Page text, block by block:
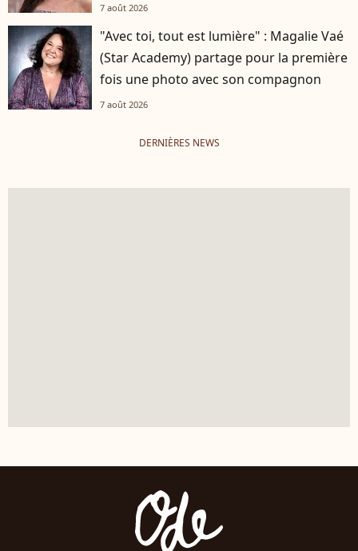
7 août 2026
"Avec toi, tout est lumière" : Magalie Vaé
(Star Academy) partage pour la première
fois une photo avec son compagnon
7 août 2026
DERNIÈRES NEWS